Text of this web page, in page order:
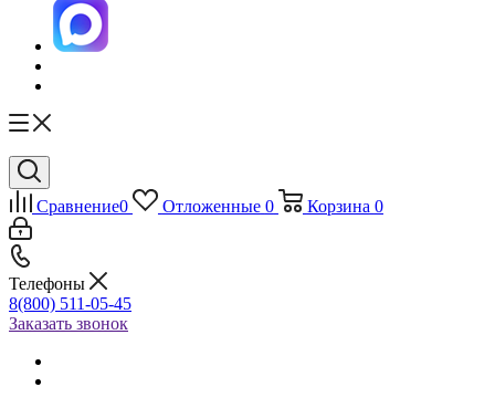
Сравнение0 Отложенные 0 Корзина 0
Телефоны
8(800) 511-05-45
Заказать звонок